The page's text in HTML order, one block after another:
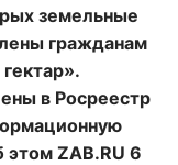
земельные
гражданам
в Росреестр
этом ZAB.RU 6